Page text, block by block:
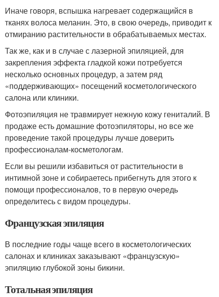
Иначе говоря, вспышка нагревает содержащийся в
тканях волоса меланин. Это, в свою очередь, приводит к
отмиранию растительности в обрабатываемых местах.
Так же, как и в случае с лазерной эпиляцией, для
закрепления эффекта гладкой кожи потребуется
несколько основных процедур, а затем ряд
«поддерживающих» посещений косметологического
салона или клиники.
Фотоэпиляция не травмирует нежную кожу гениталий. В
продаже есть домашние фотоэпиляторы, но все же
проведение такой процедуры лучше доверить
профессионалам-косметологам.
Если вы решили избавиться от растительности в
интимной зоне и собираетесь прибегнуть для этого к
помощи профессионалов, то в первую очередь
определитесь с видом процедуры.
Французская эпиляция
В последние годы чаще всего в косметологических
салонах и клиниках заказывают «французскую»
эпиляцию глубокой зоны бикини.
Тотальная эпиляция